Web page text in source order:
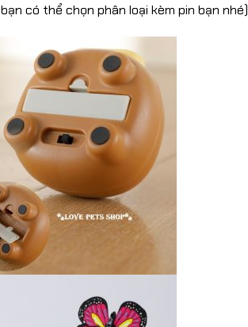
có thể chọn phân loại kèm pin bạn nhé)